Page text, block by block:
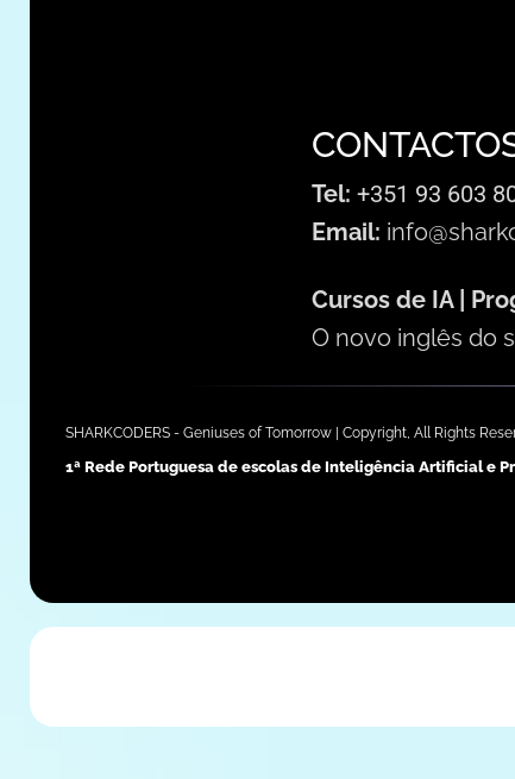
Tel: +351 93 603
Email:
Cursos de IA |
O novo inglês do
SHARKCODERS - Geniuses of Tomorrow | Copyright, All Rights
1ª Rede Portuguesa de escolas de Inteligência Artificial e